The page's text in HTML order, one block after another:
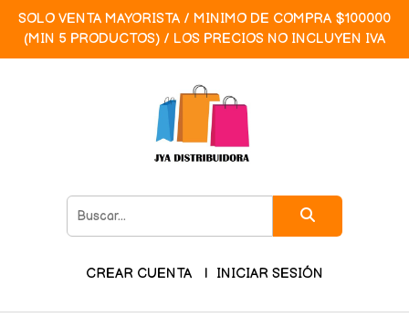
SOLO VENTA MAYORISTA / MINIMO DE COMPRA $100000
(MIN 5 PRODUCTOS) / LOS PRECIOS NO INCLUYEN IVA
CREAR CUENTA INICIAR SESIÓN